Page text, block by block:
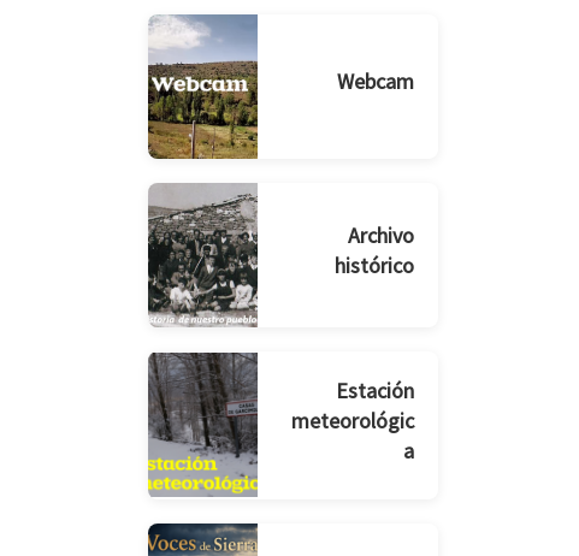
Webcam
Archivo
histórico
Estación
meteorológic
a